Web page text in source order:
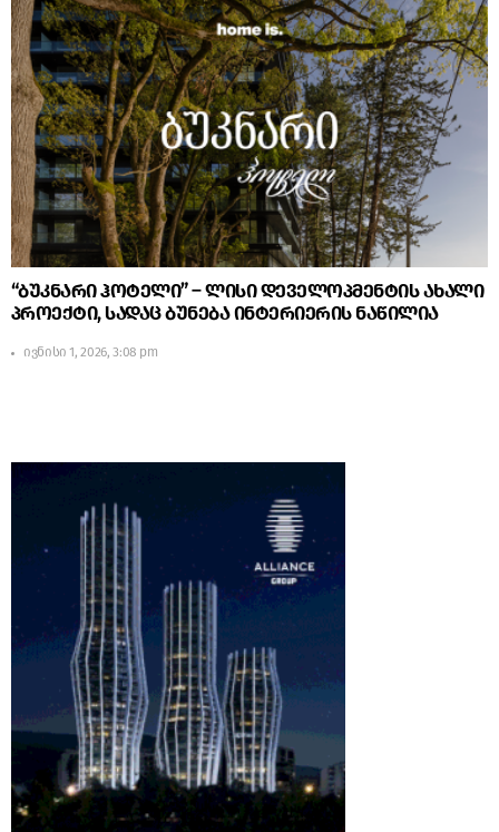
“ბუკნარი ჰოტელი” – ლისი დეველოპმენტის ახალი
პროექტი, სადაც ბუნება ინტერიერის ნაწილია
ივნისი 1, 2026, 3:08 pm